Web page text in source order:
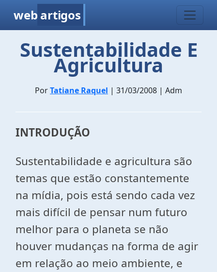
web artigos
Sustentabilidade E
Agricultura
PorTatiane Raquel | 31/03/2008 | Adm
INTRODUÇÃO
Sustentabilidade e agricultura são
temas que estão constantemente
na mídia, pois está sendo cada vez
mais difícil de pensar num futuro
melhor para o planeta se não
houver mudanças na forma de agir
em relação ao meio ambiente, e